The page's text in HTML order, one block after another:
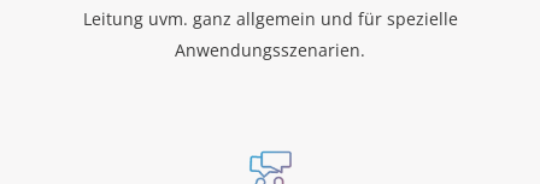
Leitung uvm. ganz allgemein und für spezielle
Anwendungsszenarien.